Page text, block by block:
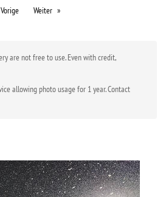
Vorige Weiter
are not free to use. Even with credit,
allowing photo usage for 1 year. Contact